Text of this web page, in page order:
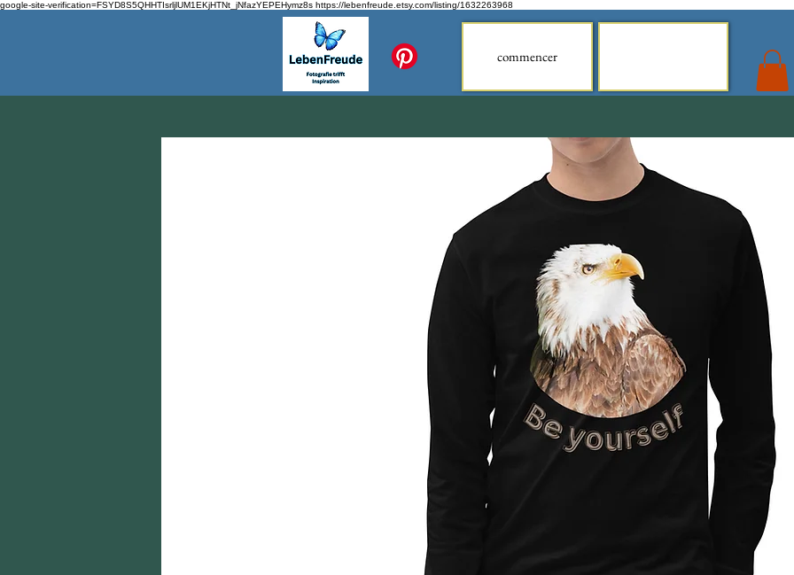
google-site-verification=FSYD8S5QHHTIsrljlUM1EKjHTNt_jNfazYEPEHymz8s https://lebenfreude.etsy.com/listing/1632263968
commencer